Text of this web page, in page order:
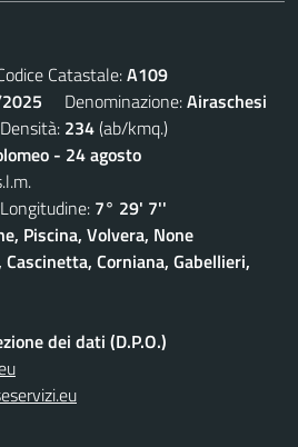
Catastale:A109
Denominazione:Airaschesi
234(ab/kmq.)
- 24 agosto
7° 29' 7''
Piscina, Volvera, None
Cascinetta, Corniana, Gabellieri,
dei dati (D.P.O.)